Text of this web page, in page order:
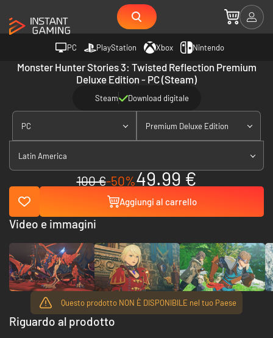
PC PlayStation Xbox Nintendo
Monster Hunter Stories 3: Twisted Reflection Premium
Deluxe Edition - PC (Steam)
Steam Download digitale
PC Premium Deluxe Edition
Latin America
100 €-50%49.99 €
Aggiungi al carrello
Questo prodotto NON È DISPONIBILE nel tuo Paese
Riguardo al prodotto
Video e immagini